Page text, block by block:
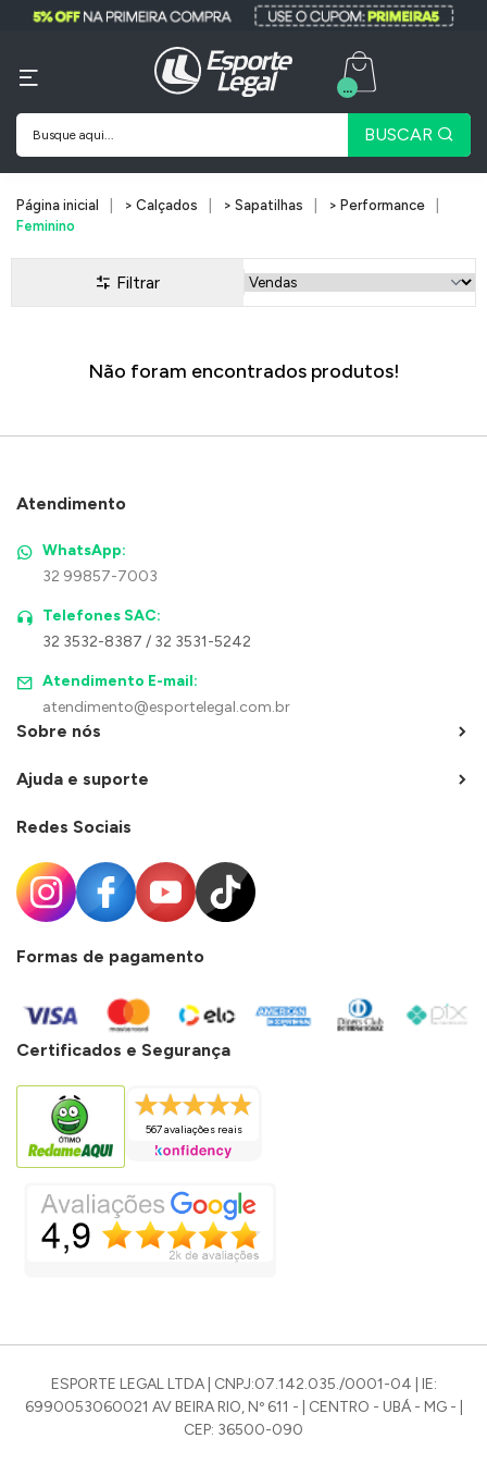
BUSCAR
...
Página inicial > Calçados > Sapatilhas
> Performance
Feminino
Filtrar
Não foram encontrados produtos!
Atendimento
WhatsApp:
32 99857-7003
Telefones SAC:
32 3532-8387 / 32 3531-5242
Atendimento E-mail:
atendimento@esportelegal.com.br
Sobre nós
Ajuda e suporte
Redes Sociais
Formas de pagamento
Certificados e Segurança
567 avaliações reais
ESPORTE LEGAL LTDA | CNPJ:07.142.035./0001-04 | IE:
6990053060021 AV BEIRA RIO, Nº 611 - | CENTRO - UBÁ - MG - |
CEP: 36500-090